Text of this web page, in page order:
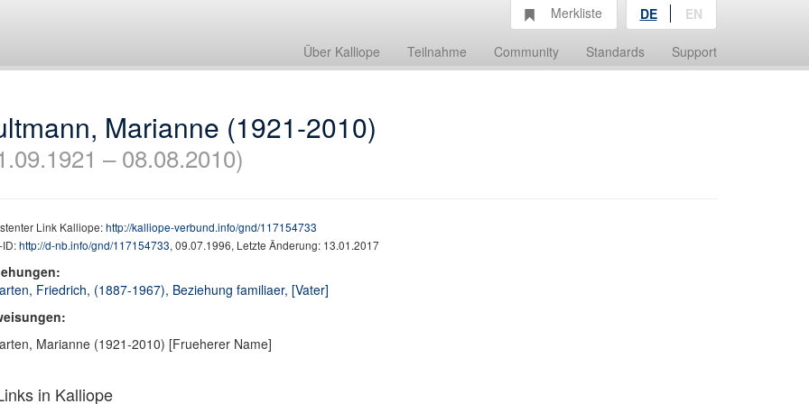
Über Kalliope Teilnahme Community Standards Support
Merkliste DE EN
Marianne (1921-2010)
– 08.08.2010)
Link Kalliope:http://kalliope-verbund.info/gnd/117154733
http://d-nb.info/gnd/117154733, 09.07.1996, Letzte Änderung: 13.01.2017
Friedrich, (1887-1967), Beziehung familiaer, [Vater]
Marianne (1921-2010) [Frueherer Name]
in Kalliope